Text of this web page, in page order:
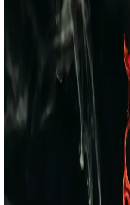
önemlidir, yaz aylarında rahatlık sağlar.
Dockers 226324 Kahverengi
Konforu Bir Arada Sunan
Dockers 226324 kahverengi erkek terlik,
desteğiyle rahatlık ve dayanıklılık sunar,
boyu konfor sağlar.
Erkekler İçin Kareli Pijama
Şık Ev Giyim Tarzları
Kareli pijamalar, erkekler arasında
bir arada sunar. Farklı modeller ve
giyiminde ideal tercihlerin başında gelir.
Erkekler İçin Zara Pantolon ve
Tarzınızı Yansıtan Şık ve
Zara’nın geniş erkek pantolon ve kot
konforu bir arada yakalayın. Günlük ve
modellerle kendinizi ifade edin.